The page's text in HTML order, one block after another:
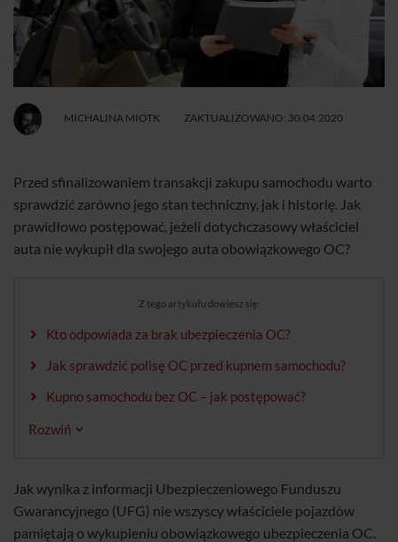
MICHALINA MIOTK ZAKTUALIZOWANO: 30.04.2020
Przed sfinalizowaniem transakcji zakupu samochodu warto
sprawdzić zarówno jego stan techniczny, jak i historię. Jak
prawidłowo postępować, jeżeli dotychczasowy właściciel
auta nie wykupił dla swojego auta obowiązkowego OC?
Z tego artykułu dowiesz się:
Kto odpowiada za brak ubezpieczenia OC?
Jak sprawdzić polisę OC przed kupnem samochodu?
Kupno samochodu bez OC – jak postępować?
Rozwiń
Jak wynika z informacji Ubezpieczeniowego Funduszu
Gwarancyjnego (UFG) nie wszyscy właściciele pojazdów
pamiętają o wykupieniu obowiązkowego ubezpieczenia OC.